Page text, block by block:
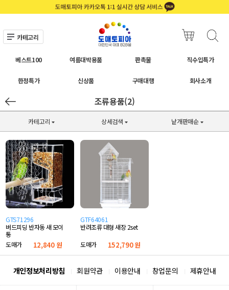
카테고리
베스트100 여름대박용품 판촉물 직수입특가
한정특가 신상품 구매대행 회사소개
조류용품(2)
카테고리 상세검색 낱개판매순
GTS71296
버드피딩 반자동 새 모이
통
도매가
12,840 원
GTF64061
반려조류 대형 새장 2set
도매가
152,790 원
개인정보처리방침 회원약관 이용안내 창업문의 제휴안내